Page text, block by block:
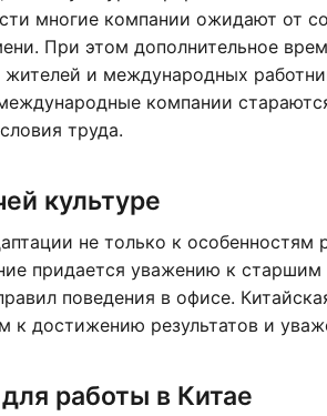
многие компании ожидают от
При этом дополнительное
и международных
компании
труда.
культуре
не только к
придается уважению к
поведения в офисе.
к достижению результатов и
работы в Китае